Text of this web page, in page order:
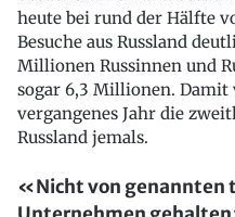
heute bei rund der Hälfte
Besuche aus Russland
Millionen Russinnen und
sogar 6,3 Millionen.
vergangenes Jahr die
Russland jemals.
«Nicht von genannten